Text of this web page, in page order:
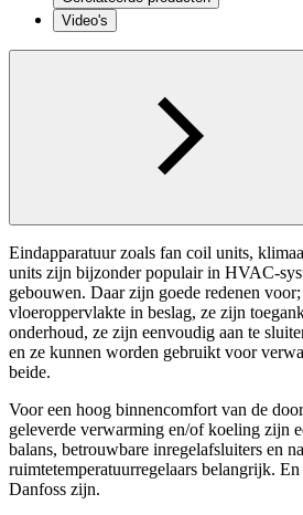
Video's
Eindapparatuur zoals fan coil units,
units zijn bijzonder populair in HVAC-
gebouwen. Daar zijn goede redenen
vloeroppervlakte in beslag, ze zijn
onderhoud, ze zijn eenvoudig aan te
en ze kunnen worden gebruikt voor
beide.
Voor een hoog binnencomfort van de
geleverde verwarming en/of koeling zijn
balans, betrouwbare inregelafsluiters en
ruimtetemperatuurregelaars belangrijk.
Danfoss zijn.